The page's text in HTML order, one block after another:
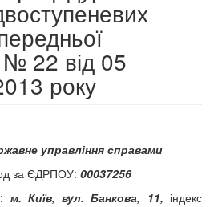
№ 22 від 05
року
управління справами
за ЄДРПОУ: 00037256
м. Київ, вул. Банкова, 11, індекс